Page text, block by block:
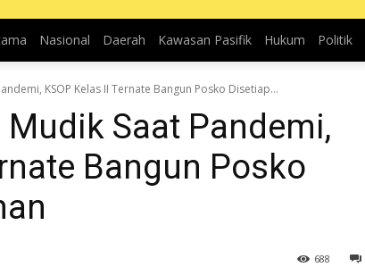
Nasional Daerah Kawasan Pasifik Hukum Politik
KSOP Kelas II Ternate Bangun Posko Disetiap...
Saat Pandemi,
Bangun Posko
688